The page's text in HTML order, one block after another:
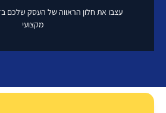
איך זה עובד?
עצבו את חלון הראווה של העסק שלכם
מקצועי